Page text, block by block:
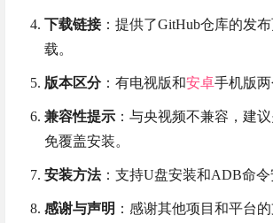
下载链接：提供了GitHub仓库的发
载。
版本区分：有电视版和安卓手机版两
兼容性提示 ：与央视频不兼容，建
免覆盖安装。
安装方法：支持U盘安装和ADB命令
感谢与声明 ：感谢其他项目和平台